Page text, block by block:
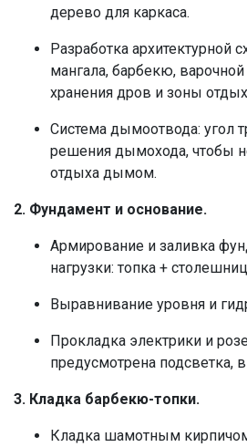
дерево для каркаса.
Разработка архитектурной
мангала, барбекю,
хранения дров и зоны
Система дымоотвода: угол
решения дымохода, чтобы
отдыха дымом.
2. Фундамент и основание.
Армирование и заливка
нагрузки: топка +
Выравнивание уровня и
Прокладка электрики и
предусмотрена подсветка,
3. Кладка барбекю-топки.
Кладка шамотным